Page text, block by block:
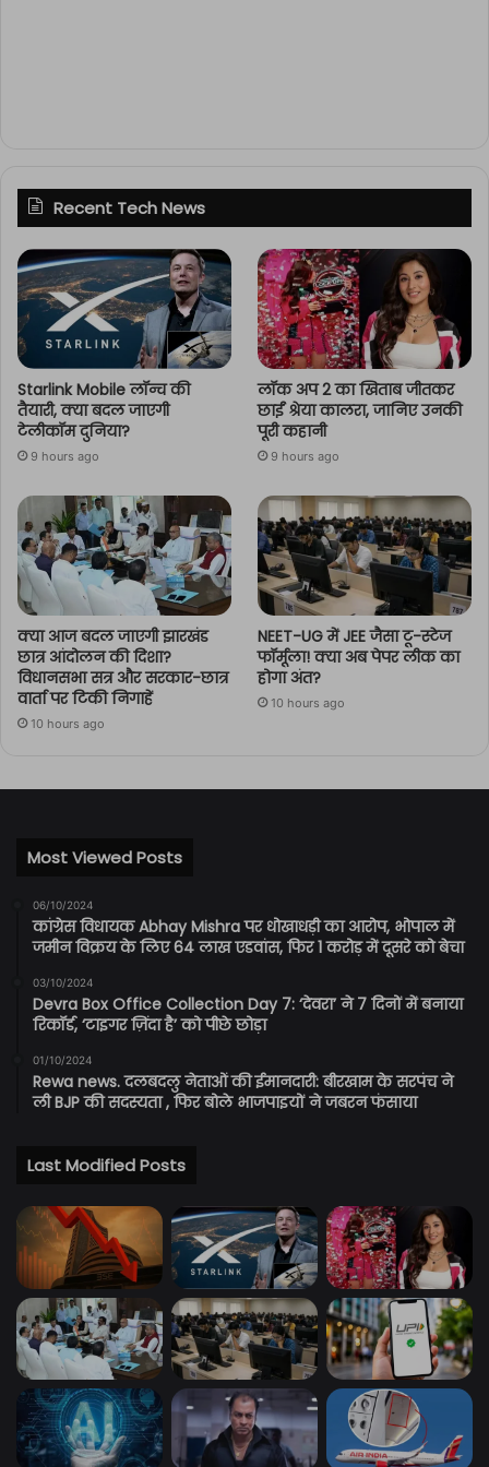
Recent Tech News
Starlink Mobile लॉन्च की
तैयारी, क्या बदल जाएगी
टेलीकॉम दुनिया?
9 hours ago
लॉक अप 2 का खिताब जीतकर
छाईं श्रेया कालरा, जानिए उनकी
पूरी कहानी
9 hours ago
क्या आज बदल जाएगी झारखंड
छात्र आंदोलन की दिशा?
विधानसभा सत्र और सरकार-छात्र
वार्ता पर टिकी निगाहें
10 hours ago
NEET-UG में JEE जैसा टू-स्टेज
फॉर्मूला! क्या अब पेपर लीक का
होगा अंत?
10 hours ago
Most Viewed Posts
06/10/2024
कांग्रेस विधायक Abhay Mishra पर धोखाधड़ी का आरोप, भोपाल में
जमीन विक्रय के लिए 64 लाख एडवांस, फिर 1 करोड़ में दूसरे को बेचा
03/10/2024
Devra Box Office Collection Day 7: ‘देवरा’ ने 7 दिनों में बनाया
रिकॉर्ड, ‘टाइगर ज़िंदा है’ को पीछे छोड़ा
01/10/2024
Rewa news. दलबदलु नेताओं की ईमानदारी: बीरखाम के सरपंच ने
ली BJP की सदस्यता , फिर बोले भाजपाइयों ने जबरन फंसाया
Last Modified Posts